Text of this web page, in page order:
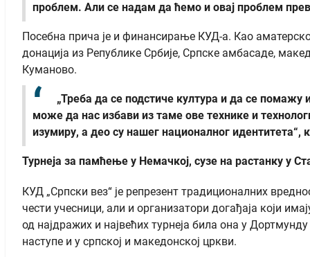
проблем. Али се надам да ћемо и овај проблем
Посебна прича је и финансирање КУД-а. Као
донација из Републике Србије, Српске амбасаде,
Куманово.
„Треба да се подстиче култура и да се помажу
може да нас избави из таме ове технике и
изумиру, а део су нашег националног идентитета“,
Турнеја за памћење у Немачкој, сузе на растанку у
КУД „Српски вез“ је репрезент традиционалних
чести учесници, али и организатори догађаја који
од најдражих и највећих турнеја била она у
наступе и у српској и македонској цркви.